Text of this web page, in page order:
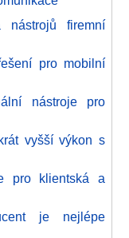
nástrojů firemní
pro mobilní
nástroje pro
vyšší výkon s
pro klientská a
je nejlépe